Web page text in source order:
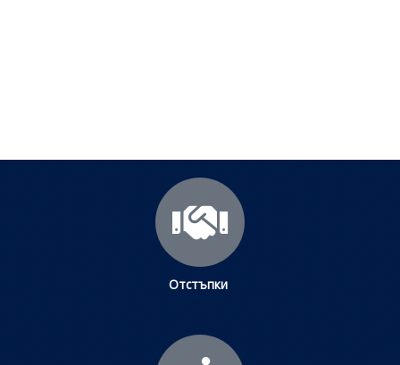
Отстъпки